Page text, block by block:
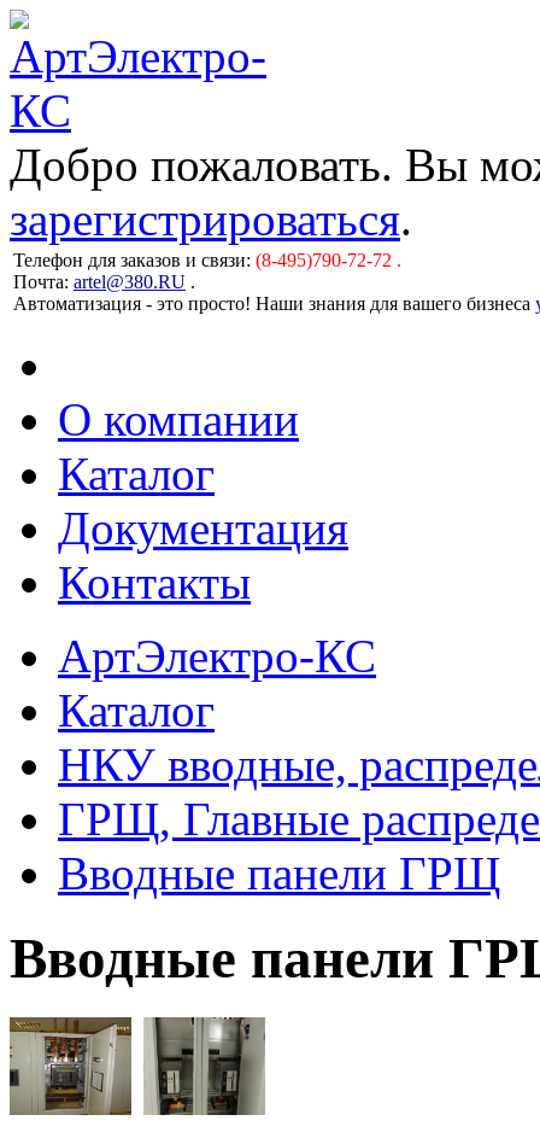
Добро пожаловать. Вы
зарегистрироваться.
Телефон для заказов и связи: (8-495)790-72-72 .
Почта: artel@380.RU .
Автоматизация - это просто! Наши знания для вашего бизнеса
О компании
Каталог
Документация
Контакты
АртЭлектро-КС
Каталог
НКУ вводные,
ГРЩ, Главные
Вводные панели ГРЩ
Вводные панели